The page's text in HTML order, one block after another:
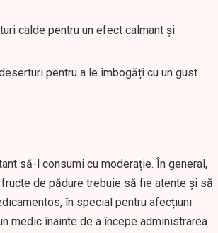
calde pentru un efect calmant și
pentru a le îmbogăți cu un gust
să-l consumi cu moderație. În general,
de pădure trebuie să fie atente și să
în special pentru afecțiuni
medic înainte de a începe administrarea